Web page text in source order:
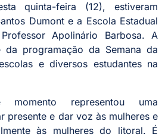
quinta-feira (12), estiveram
Dumont e a Escola Estadual
Apolinário Barbosa. A
programação da Semana da
e diversos estudantes na
momento representou uma
presente e dar voz às mulheres e
às mulheres do litoral. É